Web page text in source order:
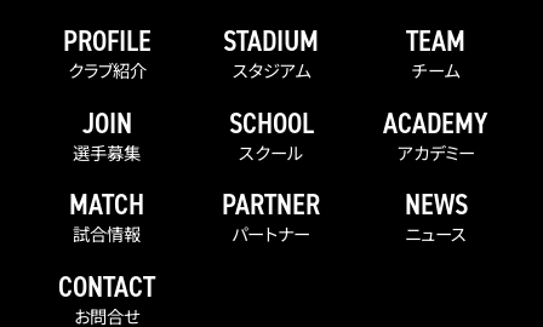
PROFILE
クラブ紹介
STADIUM
スタジアム
TEAM
チーム
JOIN
選手募集
SCHOOL
スクール
ACADEMY
アカデミー
MATCH
試合情報
PARTNER
パートナー
NEWS
ニュース
CONTACT
お問合せ